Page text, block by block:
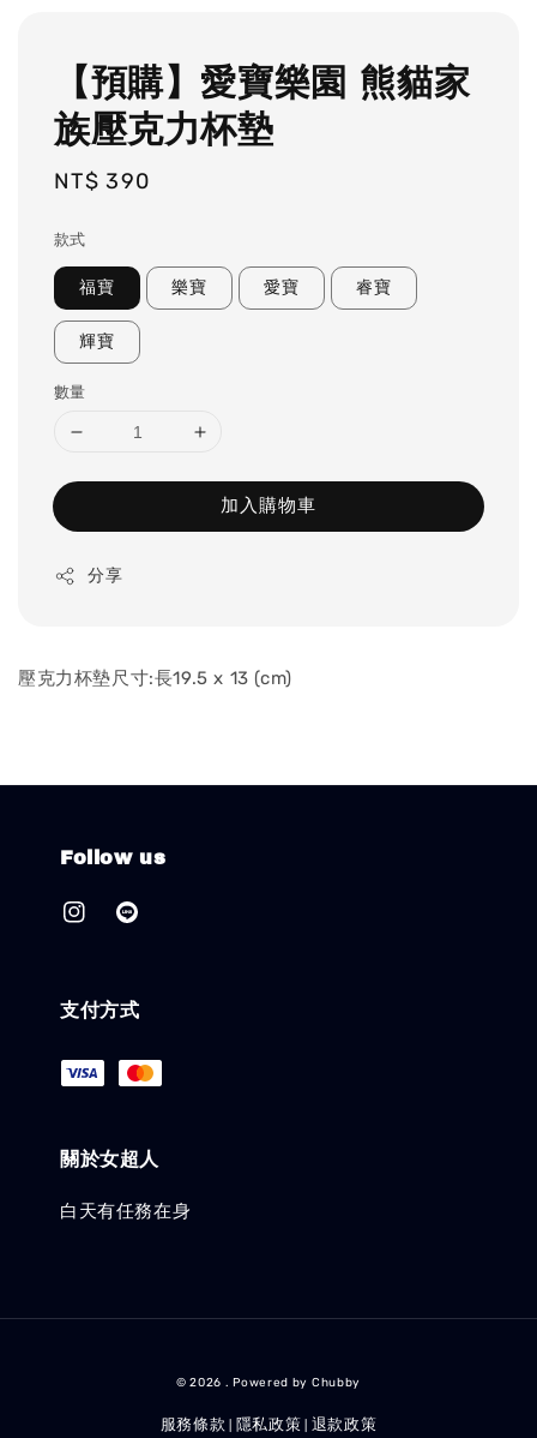
【預購】愛寶樂園 熊貓家
族壓克力杯墊
Regular
NT$ 390
款式
福寶 樂寶 愛寶 睿寶
輝寶
數量
加入購物車
分享
壓克力杯墊尺寸:長19.5 x 13 (cm)
Follow us
支付方式
關於女超人
白天有任務在身
© 2026 . Powered by Chubby
服務條款 隱私政策 退款政策